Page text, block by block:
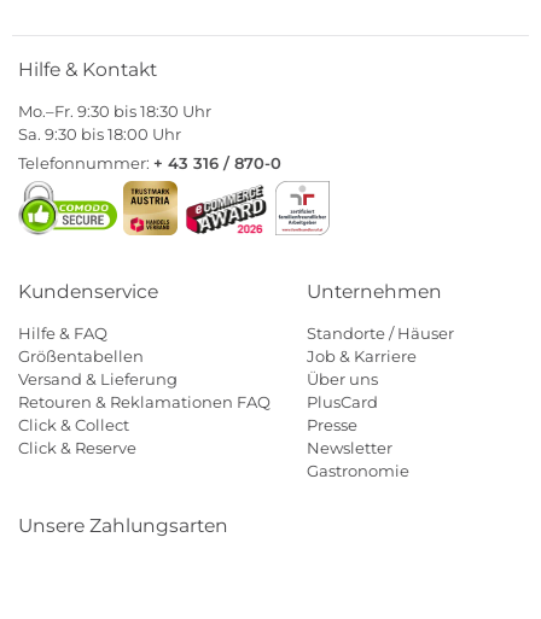
Hilfe & Kontakt
Mo.–Fr. 9:30 bis 18:30 Uhr
Sa. 9:30 bis 18:00 Uhr
Telefonnummer: + 43 316 / 870-0
Kundenservice
Hilfe & FAQ
Größentabellen
Versand & Lieferung
Retouren & Reklamationen FAQ
Click & Collect
Click & Reserve
Unternehmen
Standorte / Häuser
Job & Karriere
Über uns
PlusCard
Presse
Newsletter
Gastronomie
Unsere Zahlungsarten